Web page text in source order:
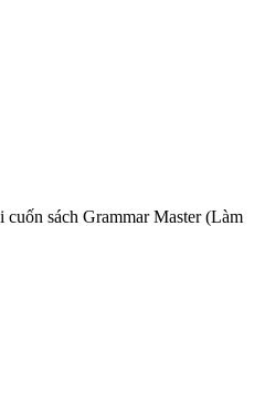
sách Grammar Master (Làm